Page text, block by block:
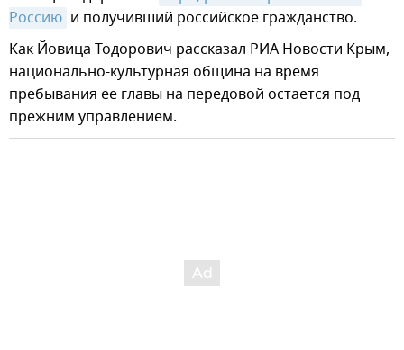
Россию и получивший российское гражданство.
Как Йовица Тодорович рассказал РИА Новости Крым,
национально-культурная община на время
пребывания ее главы на передовой остается под
прежним управлением.